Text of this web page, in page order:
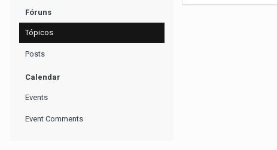
Fóruns
Tópicos
Posts
Calendar
Events
Event Comments